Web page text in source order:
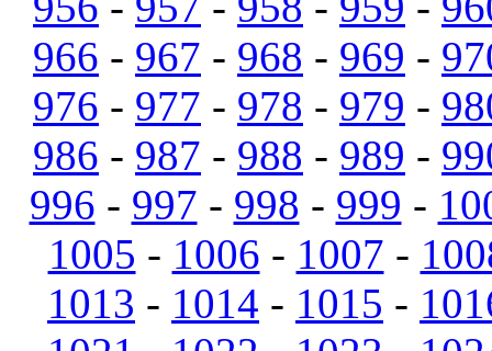
966 - 967 - 968 - 969 -
976 - 977 - 978 - 979 -
986 - 987 - 988 - 989 -
996 - 997 - 998 - 999 -
1005 - 1006 - 1007 -
1013 - 1014 - 1015 -